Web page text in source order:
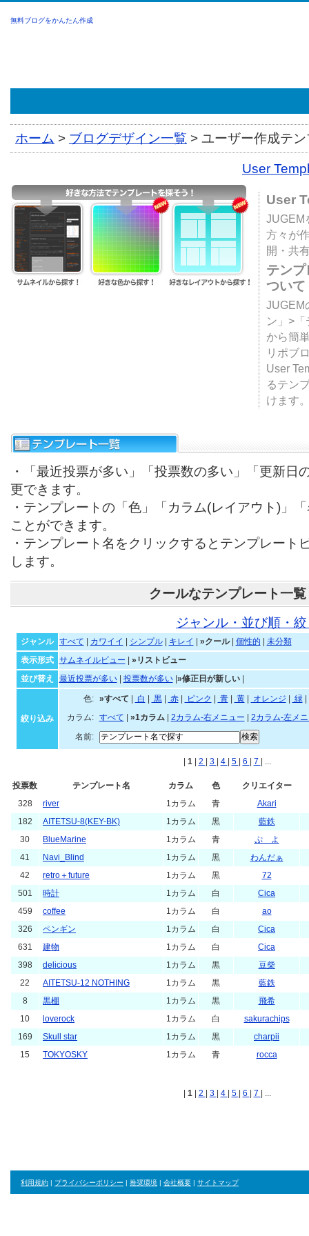
無料ブログをかんたん作成
ホーム > ブログデザイン一覧 > ユーザー作成テ
User
User
JUGEM
方々が
開・共
テン
ついて
JUGEM
ン」>
から簡
リポブ
User
るテン
けます
・「最近投票が多い」「投票数の多い」「更新日
更できます。
・テンプレートの「色」「カラム(レイアウト)」
ことができます。
・テンプレート名をクリックするとテンプレート
します。
クールなテンプレート一覧
ジャンル・並び順・
ジャンル すべて カワイイ シンプル| キレイ »クール| 個性的
未分類
表示形式
サムネイルビュー
»リストビュー
並び替え
最近投票が多い| 投票数が多い| »修正日が新しい|
絞り込み
色: »すべて 白 黒| 赤| ピンク 青| 黄| オレンジ 緑|
カラム:
すべて »1カラム| 2カラム-右メニュー
2カラム-左メ
名前:
1 2 3 4 5 6 7 | ...
投票数 テンプレート名 カラム 色
クリエイター
328
river 1カラム 青
Akari
182
AITETSU-8(KEY-BK) 1カラム 黒
藍鉄
30
BlueMarine 1カラム 青
ぷ よ
41
Navi_Blind 1カラム 黒
わんだぁ
42
retro＋future 1カラム 黒
72
501
時計 1カラム 白
Cica
459
coffee 1カラム 白
ao
326
ペンギン 1カラム 白
Cica
631
建物 1カラム 白
Cica
398
delicious 1カラム 黒
豆柴
22
AITETSU-12 NOTHING 1カラム 黒
藍鉄
8
黒棚 1カラム 黒
飛希
10
loverock 1カラム 白
sakurachips
169
Skull star 1カラム 黒
charpii
15
TOKYOSKY 1カラム 青 rocca
1 2 3 4 5 6 7 | ...
利用規約 | プライバシーポリシー | 推奨環境 | 会社概要 | サイトマップ